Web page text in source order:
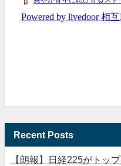
Recent Posts
【朗報】日経225がトッ